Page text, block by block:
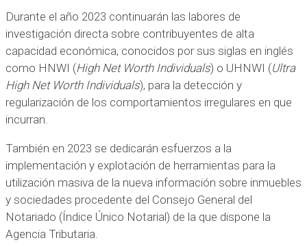
Durante el año 2023 continuarán las labores de
investigación directa sobre contribuyentes de alta
capacidad económica, conocidos por sus siglas en inglés
como HNWI (High Net Worth Individuals) o UHNWI (Ultra
High Net Worth Individuals), para la detección y
regularización de los comportamientos irregulares en que
incurran.
También en 2023 se dedicarán esfuerzos a la
implementación y explotación de herramientas para la
utilización masiva de la nueva información sobre inmuebles
y sociedades procedente del Consejo General del
Notariado (Índice Único Notarial) de la que dispone la
Agencia Tributaria.